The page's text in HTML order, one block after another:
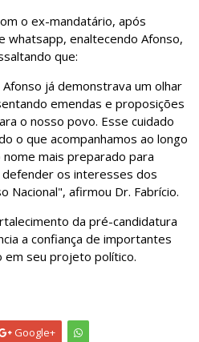
o ex-mandatário, após
whatsapp, enaltecendo Afonso,
que:
já demonstrava um olhar
emendas e proposições
o nosso povo. Esse cuidado
o que acompanhamos ao longo
mais preparado para
os interesses dos
Nacional", afirmou Dr. Fabrício.
da pré-candidatura
a confiança de importantes
em seu projeto político.
Google+